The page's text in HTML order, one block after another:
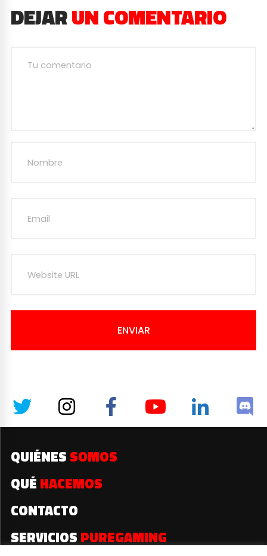
DEJARUN COMENTARIO
ENVIAR
QUIÉNES SOMOS
QUÉ HACEMOS
CONTACTO
SERVICIOS PUREGAMING